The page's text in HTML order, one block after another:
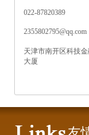
022-87820389
2355802795@qq.com
天津市南开区科技
大厦